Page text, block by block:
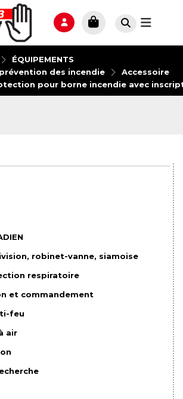
ÉQUIPEMENTS
des incendie
Accessoire
pour borne incendie avec
robinet-vanne, siamoise
respiratoire
et commandement
feu
air